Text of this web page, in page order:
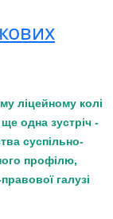
ліцейному колі
одна зустріч -
суспільно-
профілю,
галузі